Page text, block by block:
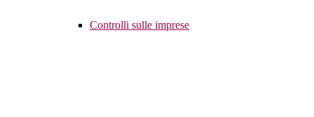
Controlli sulle imprese